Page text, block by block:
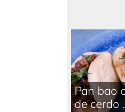
Pan bao
de cerdo